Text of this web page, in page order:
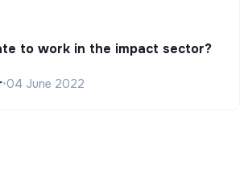
to work in the impact sector?
•04 June 2022